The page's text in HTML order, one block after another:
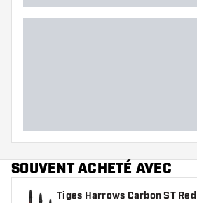
SOUVENT ACHETÉ AVEC
Tiges Harrows Carbon ST Red